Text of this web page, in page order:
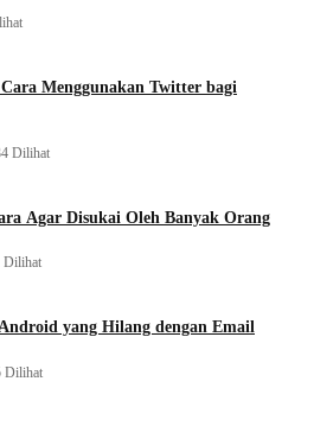
Menggunakan Twitter bagi
Dilihat
Agar Disukai Oleh Banyak Orang
Dilihat
yang Hilang dengan Email
Dilihat